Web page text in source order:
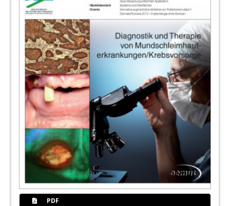
PDF